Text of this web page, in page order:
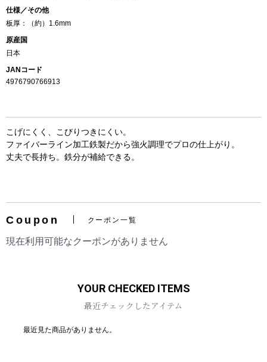
お買い物を続ける
仕様／その他
板厚：（約）1.6mm
原産国
日本
JANコード
4976790766913
こげにくく、こびりつきにくい。
ファイバーライン加工鉄製だから強火調理でプロの仕上がり。
丈夫で長持ち。鉄分が補給できる。
Coupon クーポン一覧
現在利用可能なクーポンがありません
YOUR CHECKED ITEMS
最近チェックしたアイテム
最近見た商品がありません。